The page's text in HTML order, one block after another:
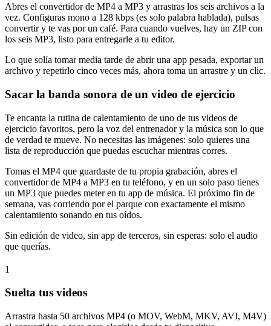
Abres el convertidor de MP4 a MP3 y arrastras los seis archivos a la
vez. Configuras mono a 128 kbps (es solo palabra hablada), pulsas
convertir y te vas por un café. Para cuando vuelves, hay un ZIP con
los seis MP3, listo para entregarle a tu editor.
Lo que solía tomar media tarde de abrir una app pesada, exportar un
archivo y repetirlo cinco veces más, ahora toma un arrastre y un clic.
Sacar la banda sonora de un video de ejercicio
Te encanta la rutina de calentamiento de uno de tus videos de
ejercicio favoritos, pero la voz del entrenador y la música son lo que
de verdad te mueve. No necesitas las imágenes: solo quieres una
lista de reproducción que puedas escuchar mientras corres.
Tomas el MP4 que guardaste de tu propia grabación, abres el
convertidor de MP4 a MP3 en tu teléfono, y en un solo paso tienes
un MP3 que puedes meter en tu app de música. El próximo fin de
semana, vas corriendo por el parque con exactamente el mismo
calentamiento sonando en tus oídos.
Sin edición de video, sin app de terceros, sin esperas: solo el audio
que querías.
1
Suelta tus videos
Arrastra hasta 50 archivos MP4 (o MOV, WebM, MKV, AVI, M4V)